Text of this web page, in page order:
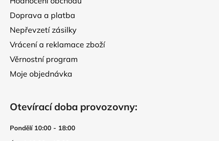
Doprava a platba
Nepřevzetí zásilky
Vrácení a reklamace zboží
Věrnostní program
Moje objednávka
Otevírací doba provozovny:
Pondělí 10:00 - 18:00